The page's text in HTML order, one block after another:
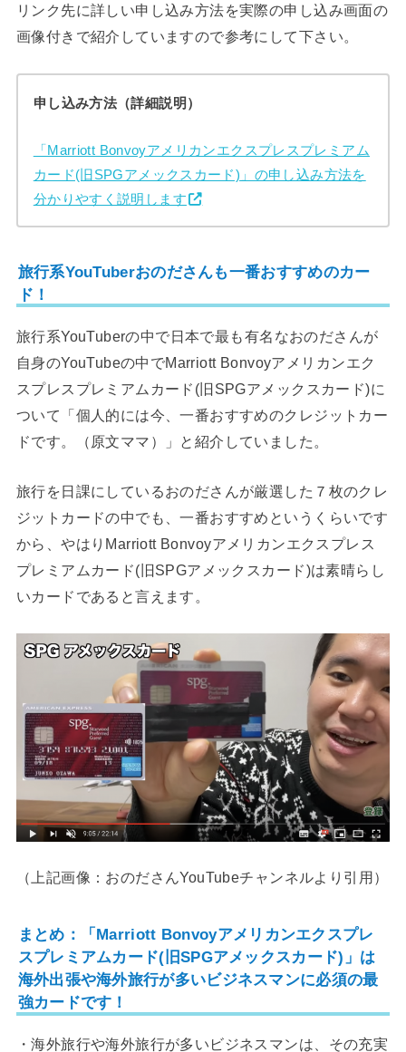
リンク先に詳しい申し込み方法を実際の申し込み画面の
画像付きで紹介していますので参考にして下さい。
申し込み方法（詳細説明）
「Marriott Bonvoyアメリカンエクスプレスプレミアム
カード(旧SPGアメックスカード)」の申し込み方法を
分かりやすく説明します
旅行系YouTuberおのださんも一番おすすめのカー
ド！
旅行系YouTuberの中で日本で最も有名なおのださんが
自身のYouTubeの中でMarriott Bonvoyアメリカンエク
スプレスプレミアムカード(旧SPGアメックスカード)に
ついて「個人的には今、一番おすすめのクレジットカー
ドです。（原文ママ）」と紹介していました。
旅行を日課にしているおのださんが厳選した７枚のクレ
ジットカードの中でも、一番おすすめというくらいです
から、やはりMarriott Bonvoyアメリカンエクスプレス
プレミアムカード(旧SPGアメックスカード)は素晴らし
いカードであると言えます。
（上記画像：おのださんYouTubeチャンネルより引用）
まとめ：「Marriott Bonvoyアメリカンエクスプレ
スプレミアムカード(旧SPGアメックスカード)」は
海外出張や海外旅行が多いビジネスマンに必須の最
強カードです！
・海外旅行や海外旅行が多いビジネスマンは、その充実